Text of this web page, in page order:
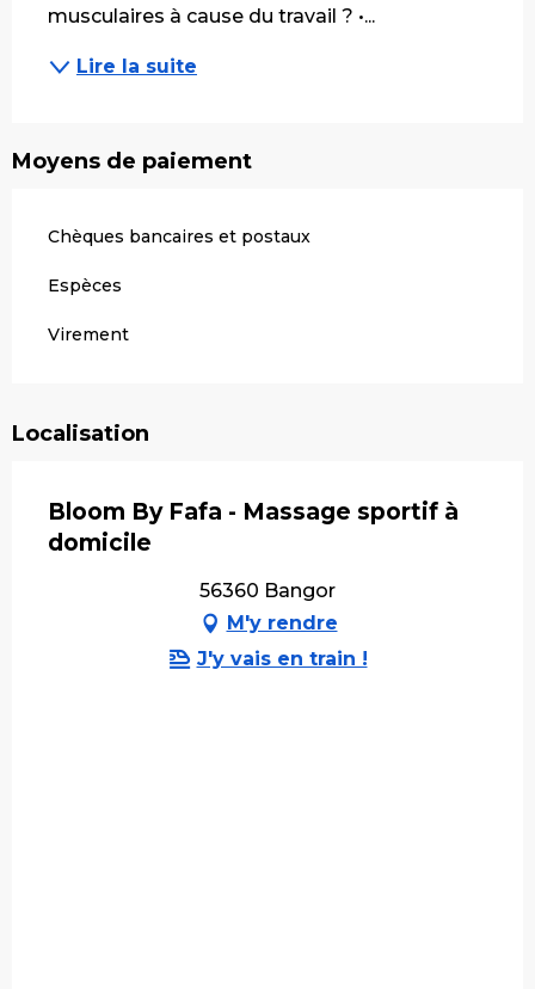
musculaires à cause du travail ? •...
Lire la suite
Moyens de paiement
Chèques bancaires et postaux
Espèces
Virement
Localisation
Bloom By Fafa - Massage sportif à
domicile
56360 Bangor
M'y rendre
J'y vais en train !